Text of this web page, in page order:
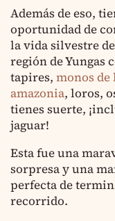
Además de eso,
oportunidad de
la vida silvestre
región de Yungas
tapires, monos de
amazonia, loros,
tienes suerte,
jaguar!
Esta fue una
sorpresa y una
perfecta de
recorrido.